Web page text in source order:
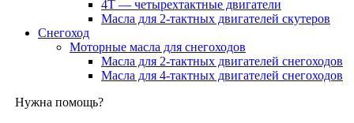
4Т — четырехтактные двигатели
Масла для 2-тактных двигателей скутеров
Снегоход
Моторные масла для снегоходов
Масла для 2-тактных двигателей снегоходов
Масла для 4-тактных двигателей снегоходов
Нужна помощь?